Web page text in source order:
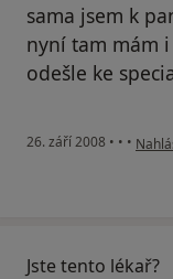
sama jsem k
nyní tam mám
odešle ke
26. září 2008 • • • podle
Jste tento lékař?